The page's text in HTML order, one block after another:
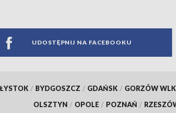
UDOSTĘPNIJ NA FACEBOOKU
/ BYDGOSZCZ / GDAŃSK / GORZÓW
OLSZTYN / OPOLE / POZNAŃ /